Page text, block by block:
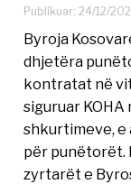
Publikuar: 24/12/
Byroja
dhjetëra
kontratat në
siguruar
shkurtimeve, e
për punëtorët.
zyrtarët e